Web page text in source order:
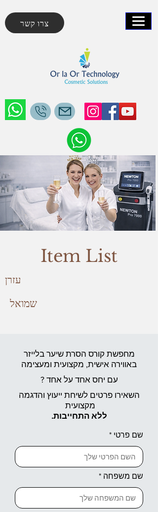
צרו קשר
Item List
עזרן
שמואל
מחפשת קורס הסרת שיער בלייזר
באווירה אישית, מקצועית ומעצימה
עם יחס אחד על אחד ?
השאירו פרטים לשיחת ייעוץ והדגמה
מקצועית
ללא התחייבות.
שם פרטי
שם משפחה